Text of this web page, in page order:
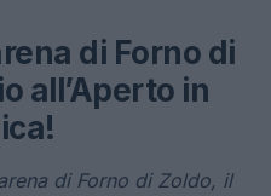
di Forno di
all’Aperto in
di Forno di Zoldo, il